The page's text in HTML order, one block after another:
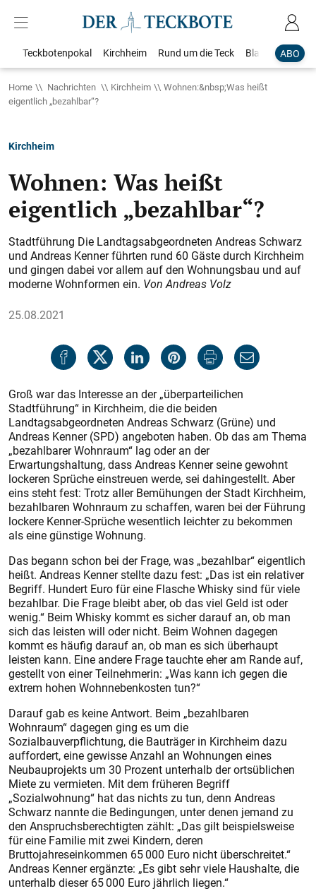
ABO
Teckbotenpokal Kirchheim Rund um die Teck Blaulicht
Home Nachrichten Kirchheim
Wohnen:&nbsp;Was heißt
eigentlich „bezahlbar“?
Kirchheim
Wohnen: Was heißt
eigentlich „bezahlbar“?
Stadtführung Die Landtagsabgeordneten Andreas Schwarz
und Andreas Kenner führten rund 60 Gäste durch Kirchheim
und gingen dabei vor allem auf den Wohnungsbau und auf
moderne Wohnformen ein. Von Andreas Volz
25.08.2021
Groß war das Interesse an der „überparteilichen
Stadtführung“ in Kirchheim, die die beiden
Landtagsabgeordneten Andreas Schwarz (Grüne) und
Andreas Kenner (SPD) angeboten haben. Ob das am Thema
„bezahlbarer Wohnraum“ lag oder an der
Erwartungshaltung, dass Andreas Kenner seine gewohnt
lockeren Sprüche einstreuen werde, sei dahingestellt. Aber
eins steht fest: Trotz aller Bemühungen der Stadt Kirchheim,
bezahlbaren Wohnraum zu schaffen, waren bei der Führung
lockere Kenner-Sprüche wesentlich leichter zu bekommen
als eine günstige Wohnung.
Das begann schon bei der Frage, was „bezahlbar“ eigentlich
heißt. Andreas Kenner stellte dazu fest: „Das ist ein relativer
Begriff. Hundert Euro für eine Flasche Whisky sind für viele
bezahlbar. Die Frage bleibt aber, ob das viel Geld ist oder
wenig.“ Beim Whisky kommt es sicher darauf an, ob man
sich das leisten will oder nicht. Beim Wohnen dagegen
kommt es häufig darauf an, ob man es sich überhaupt
leisten kann. Eine andere Frage tauchte eher am Rande auf,
gestellt von einer Teilnehmerin: „Was kann ich gegen die
extrem hohen Wohnnebenkosten tun?“
Darauf gab es keine Antwort. Beim „bezahlbaren
Wohnraum“ dagegen ging es um die
Sozialbauverpflichtung, die Bauträger in Kirchheim dazu
auffordert, eine gewisse Anzahl an Wohnungen eines
Neubauprojekts um 30 Prozent unterhalb der ortsüblichen
Miete zu vermieten. Mit dem früheren Begriff
„Sozialwohnung“ hat das nichts zu tun, denn Andreas
Schwarz nannte die Bedingungen, unter denen jemand zu
den Anspruchsberechtigten zählt: „Das gilt beispielsweise
für eine Familie mit zwei Kindern, deren
Bruttojahreseinkommen 65 000 Euro nicht überschreitet.“
Andreas Kenner ergänzte: „Es gibt sehr viele Haushalte, die
unterhalb dieser 65 000 Euro jährlich liegen.“